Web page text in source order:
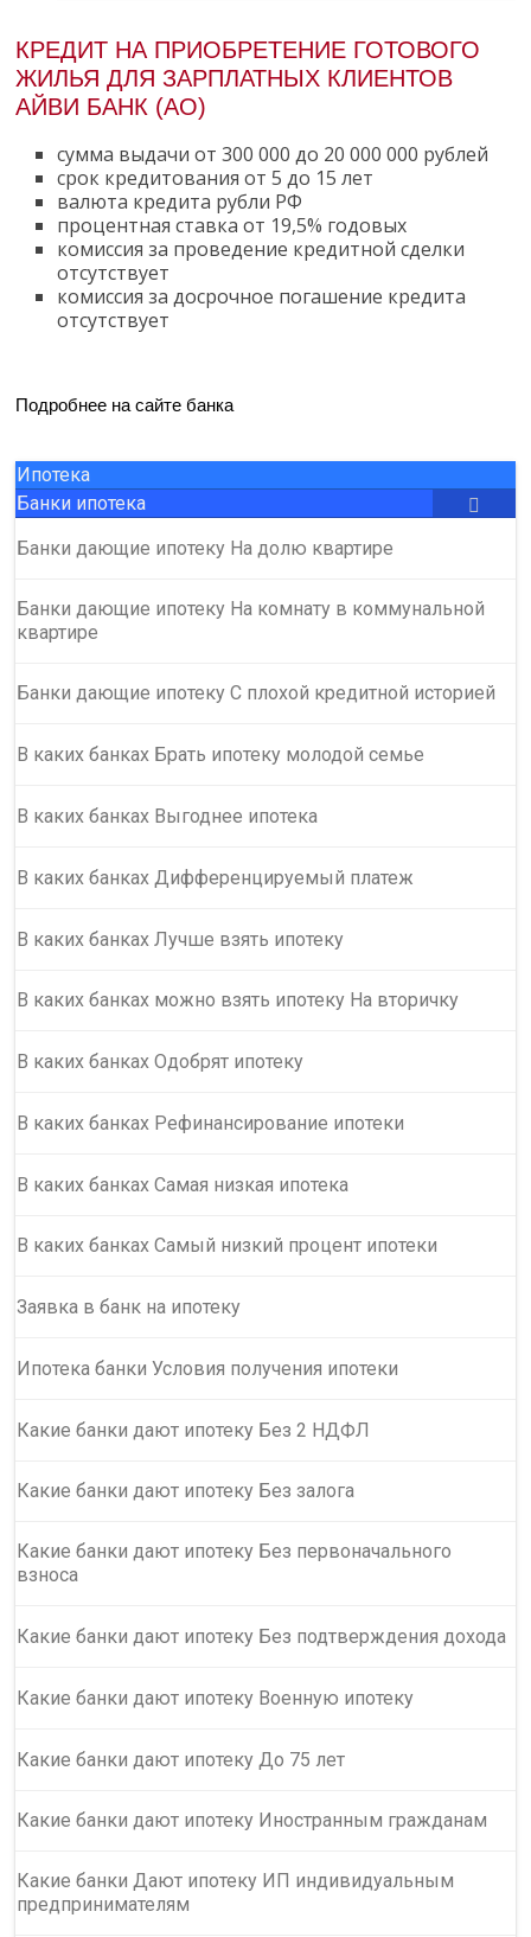
КРЕДИТ НА ПРИОБРЕТЕНИЕ ГОТОВОГО
ЖИЛЬЯ ДЛЯ ЗАРПЛАТНЫХ КЛИЕНТОВ
АЙВИ БАНК (АО)
сумма выдачи от 300 000 до 20 000 000 рублей
срок кредитования от 5 до 15 лет
валюта кредита рубли РФ
процентная ставка от 19,5% годовых
комиссия за проведение кредитной сделки
отсутствует
комиссия за досрочное погашение кредита
отсутствует
Подробнее на сайте банка
Ипотека
Банки ипотека
Банки дающие ипотеку На долю квартире
Банки дающие ипотеку На комнату в коммунальной
квартире
Банки дающие ипотеку С плохой кредитной историей
В каких банках Брать ипотеку молодой семье
В каких банках Выгоднее ипотека
В каких банках Дифференцируемый платеж
В каких банках Лучше взять ипотеку
В каких банках можно взять ипотеку На вторичку
В каких банках Одобрят ипотеку
В каких банках Рефинансирование ипотеки
В каких банках Самая низкая ипотека
В каких банках Самый низкий процент ипотеки
Заявка в банк на ипотеку
Ипотека банки Условия получения ипотеки
Какие банки дают ипотеку Без 2 НДФЛ
Какие банки дают ипотеку Без залога
Какие банки дают ипотеку Без первоначального
взноса
Какие банки дают ипотеку Без подтверждения дохода
Какие банки дают ипотеку Военную ипотеку
Какие банки дают ипотеку До 75 лет
Какие банки дают ипотеку Иностранным гражданам
Какие банки Дают ипотеку ИП индивидуальным
предпринимателям